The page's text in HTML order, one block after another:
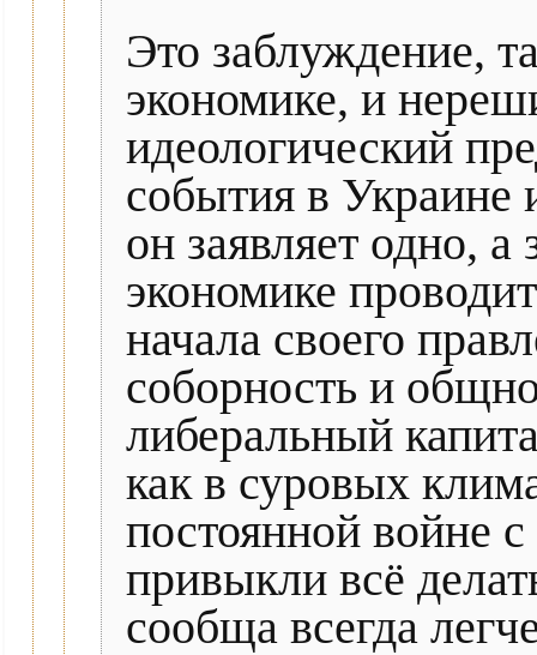
Это заблуждение,
экономике, и
идеологический
события в Украине
он заявляет одно, а
экономике
начала своего
соборность и
либеральный
как в суровых
постоянной войне
привыкли всё
сообща всегда